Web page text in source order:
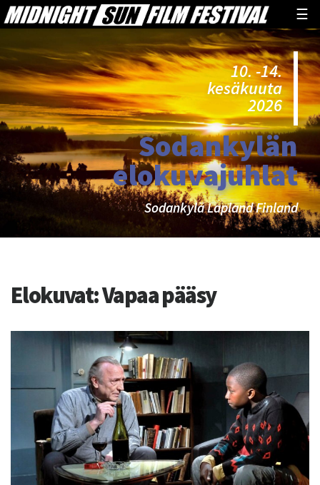
☰
10. -14.
kesäkuuta
2026
Sodankylän
elokuvajuhlat
Sodankylä Lapland Finland
Elokuvat:Vapaa pääsy